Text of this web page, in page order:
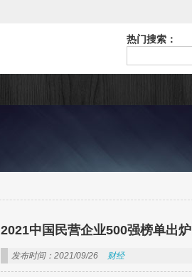
热门搜索：
2021中国民营企业500强榜单出炉
发布时间：2021/09/26 财经